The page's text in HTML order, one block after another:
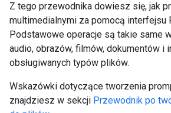
Z tego przewodnika dowiesz się, jak
multimedialnymi za pomocą interfejsu
Podstawowe operacje są takie same
audio, obrazów, filmów, dokumentów i
obsługiwanych typów plików.
Wskazówki dotyczące tworzenia
znajdziesz w sekcji Przewodnik po